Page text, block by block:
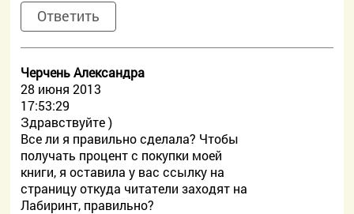
Ответить
Черчень Александра
28 июня 2013
17:53:29
Здравствуйте )
Все ли я правильно сделала? Чтобы
получать процент с покупки моей
книги, я оставила у вас ссылку на
страницу откуда читатели заходят на
Лабиринт, правильно?